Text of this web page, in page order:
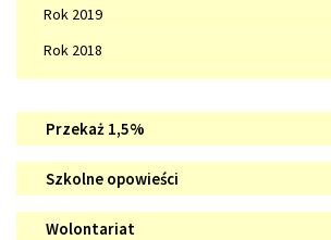
Rok 2019
Rok 2018
Doradztwo
zawodowe
WIZYTÓWKA
SZKOŁY
Przekaż 1,5%
Szkolne
opowieści
Szkolne opowieści
Wolontariat
Wolontariat